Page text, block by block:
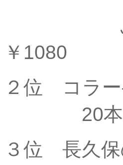
ふぶき
￥1080
２位 コラ
20本入
３位